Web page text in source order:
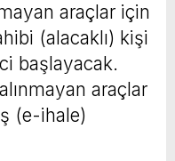
araçlar için
(alacaklı) kişi
başlayacak.
araçlar
(e-ihale)